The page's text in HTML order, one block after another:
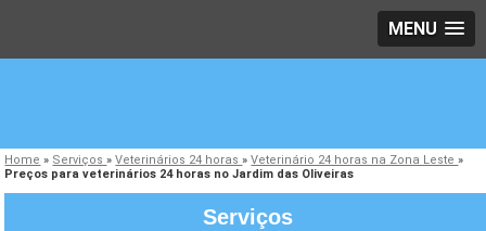
MENU
Home » Serviços»Veterinários 24 horas»Veterinário 24 horas na Zona Leste»
Preços para veterinários 24 horas no Jardim das Oliveiras
Serviços